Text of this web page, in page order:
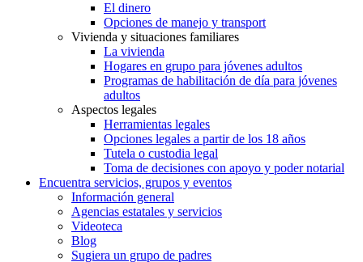
El dinero
Opciones de manejo y transport
Vivienda y situaciones familiares
La vivienda
Hogares en grupo para jóvenes adultos
Programas de habilitación de día para jóvenes
adultos
Aspectos legales
Herramientas legales
Opciones legales a partir de los 18 años
Tutela o custodia legal
Toma de decisiones con apoyo y poder notarial
Encuentra servicios, grupos y eventos
Información general
Agencias estatales y servicios
Videoteca
Blog
Sugiera un grupo de padres